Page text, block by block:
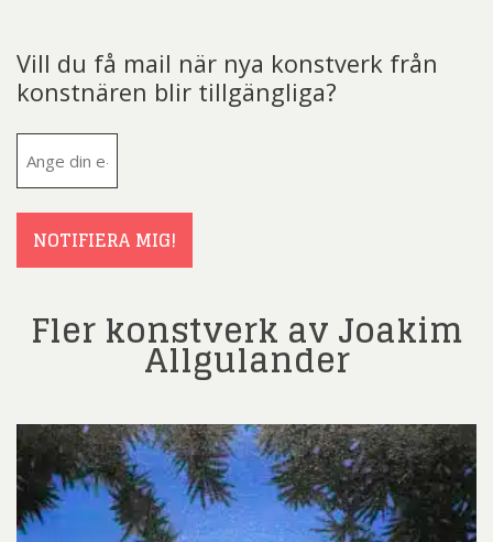
Vill du få mail när nya konstverk från
konstnären blir tillgängliga?
NOTIFIERA MIG!
Fler konstverk av Joakim
Allgulander